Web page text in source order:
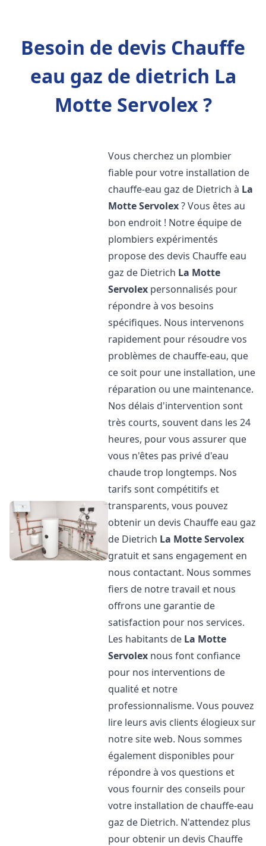
Besoin de devis Chauffe
eau gaz de dietrich La
Motte Servolex ?
Vous cherchez un plombier
fiable pour votre installation de
chauffe-eau gaz de Dietrich à La
Motte Servolex? Vous êtes au
bon endroit ! Notre équipe de
plombiers expérimentés
propose des devis Chauffe eau
gaz de Dietrich La Motte
Servolex personnalisés pour
répondre à vos besoins
spécifiques. Nous intervenons
rapidement pour résoudre vos
problèmes de chauffe-eau, que
ce soit pour une installation, une
réparation ou une maintenance.
Nos délais d'intervention sont
très courts, souvent dans les 24
heures, pour vous assurer que
vous n'êtes pas privé d'eau
chaude trop longtemps. Nos
tarifs sont compétitifs et
transparents, vous pouvez
obtenir un devis Chauffe eau gaz
de Dietrich La Motte Servolex
gratuit et sans engagement en
nous contactant. Nous sommes
fiers de notre travail et nous
offrons une garantie de
satisfaction pour nos services.
Les habitants de La Motte
Servolex nous font confiance
pour nos interventions de
qualité et notre
professionnalisme. Vous pouvez
lire leurs avis clients élogieux sur
notre site web. Nous sommes
également disponibles pour
répondre à vos questions et
vous fournir des conseils pour
votre installation de chauffe-eau
gaz de Dietrich. N'attendez plus
pour obtenir un devis Chauffe